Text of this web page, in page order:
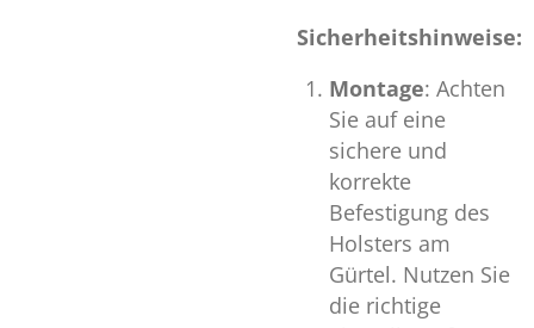
Sicherheitshinweise:
Montage: Achten
Sie auf eine
sichere und
korrekte
Befestigung des
Holsters am
Gürtel. Nutzen Sie
die richtige